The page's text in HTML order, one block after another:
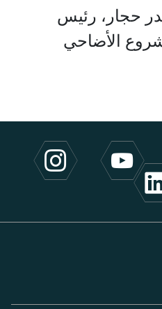
حجار، رئيس
الأضاحي